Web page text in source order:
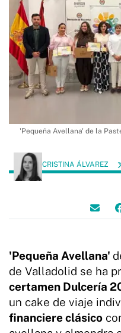
'Pequeña Avellana' de la
CRISTINA ÁLVAREZ
'Pequeña Avellana'
de Valladolid se ha
certamen Dulcería
un cake de viaje
financiere clásico